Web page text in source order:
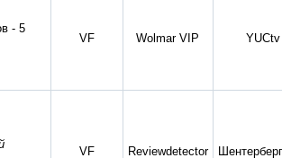
- 5
VF Wolmar VIP YUCtv
VF Reviewdetector